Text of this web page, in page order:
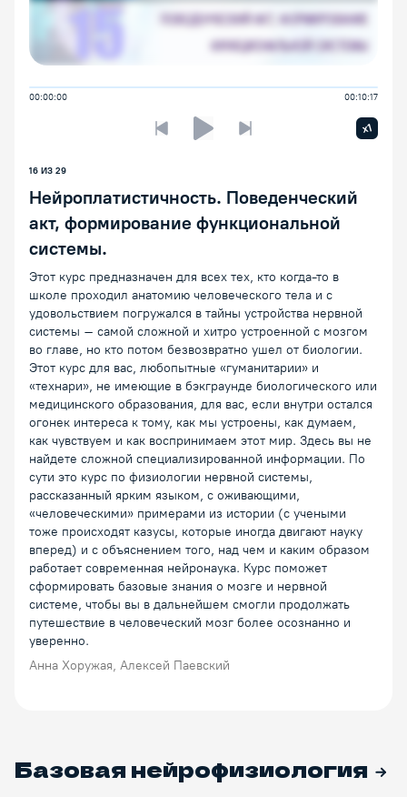
00:00:00 00:10:17
Предыдущая лекцияСледующая лекция
x1
16 ИЗ 29
Нейроплатистичность. Поведенческий
акт, формирование функциональной
системы.
Этот курс предназначен для всех тех, кто когда-то в
школе проходил анатомию человеческого тела и с
удовольствием погружался в тайны устройства нервной
системы – самой сложной и хитро устроенной с мозгом
во главе, но кто потом безвозвратно ушел от биологии.
Этот курс для вас, любопытные «гуманитарии» и
«технари», не имеющие в бэкграунде биологического или
медицинского образования, для вас, если внутри остался
огонек интереса к тому, как мы устроены, как думаем,
как чувствуем и как воспринимаем этот мир. Здесь вы не
найдете сложной специализированной информации. По
сути это курс по физиологии нервной системы,
рассказанный ярким языком, с оживающими,
«человеческими» примерами из истории (с учеными
тоже происходят казусы, которые иногда двигают науку
вперед) и с объяснением того, над чем и каким образом
работает современная нейронаука. Курс поможет
сформировать базовые знания о мозге и нервной
системе, чтобы вы в дальнейшем смогли продолжать
путешествие в человеческий мозг более осознанно и
уверенно.
Анна Хоружая, Алексей Паевский
Базовая нейрофизиология